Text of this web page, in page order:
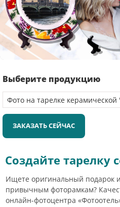
Выберите продукцию
ЗАКАЗАТЬ СЕЙЧАС
Создайте тарелку
Ищете оригинальный подарок
привычным фоторамкам?
онлайн-фотоцентра